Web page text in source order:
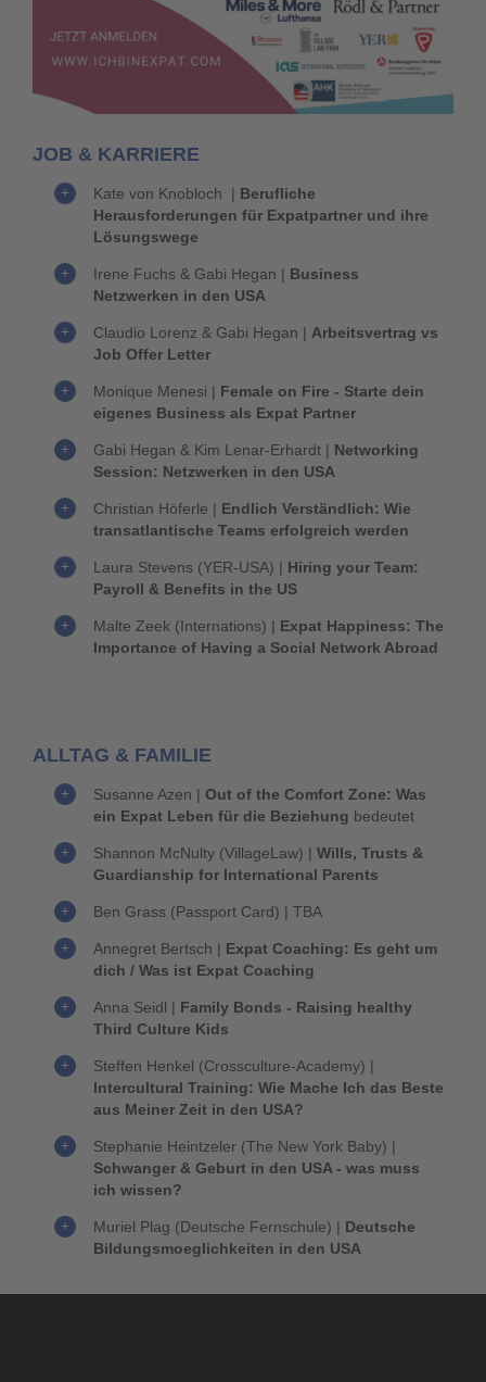
JOB & KARRIERE
Kate von Knobloch | Berufliche
Herausforderungen für Expatpartner und ihre
Lösungswege
Irene Fuchs & Gabi Hegan | Business
Netzwerken in den USA
Claudio Lorenz & Gabi Hegan | Arbeitsvertrag vs
Job Offer Letter
Monique Menesi | Female on Fire - Starte dein
eigenes Business als Expat Partner
Gabi Hegan & Kim Lenar-Erhardt | Networking
Session: Netzwerken in den USA
Christian Höferle | Endlich Verständlich: Wie
transatlantische Teams erfolgreich werden
Laura Stevens (YER-USA) | Hiring your Team:
Payroll & Benefits in the US
Malte Zeek (Internations) | Expat Happiness: The
Importance of Having a Social Network Abroad
ALLTAG & FAMILIE
Susanne Azen | Out of the Comfort Zone: Was
ein Expat Leben für die Beziehung bedeutet
Shannon McNulty (VillageLaw) | Wills, Trusts &
Guardianship for International Parents
Ben Grass (Passport Card) | TBA
Annegret Bertsch | Expat Coaching: Es geht um
dich / Was ist Expat Coaching
Anna Seidl | Family Bonds - Raising healthy
Third Culture Kids
Steffen Henkel (Crossculture-Academy) |
Intercultural Training: Wie Mache Ich das Beste
aus Meiner Zeit in den USA?
Stephanie Heintzeler (The New York Baby) |
Schwanger & Geburt in den USA - was muss
ich wissen?
Muriel Plag (Deutsche Fernschule) | Deutsche
Bildungsmoeglichkeiten in den USA